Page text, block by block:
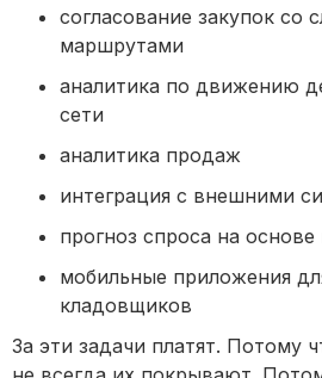
согласование закупок со
маршрутами
аналитика по движению
сети
аналитика продаж
интеграция с внешними
прогноз спроса на
мобильные приложения
кладовщиков
За эти задачи платят. Потому